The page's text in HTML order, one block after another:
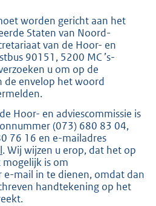
worden gericht aan het
Staten van Noord-
van de Hoor- en
90151, 5200 MC ’s-
u om op de
de envelop het woord
Hoor- en adviescommissie is
(073) 680 83 04,
76 16 en e-mailadres
. Wij wijzen u erop, dat het op
is om
e-mail in te dienen, omdat dan
handtekening op het